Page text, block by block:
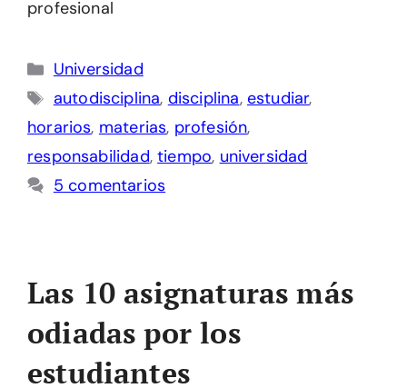
profesional
Categorías
Universidad
Etiquetas
autodisciplina, disciplina, estudiar,
horarios, materias, profesión,
responsabilidad,tiempo, universidad
5 comentarios
Las 10 asignaturas más
odiadas por los
estudiantes